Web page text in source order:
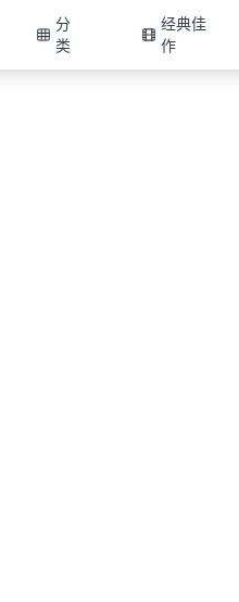
分
类
经典佳
作